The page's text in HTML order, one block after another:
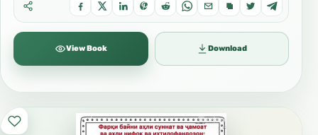
View Book Download